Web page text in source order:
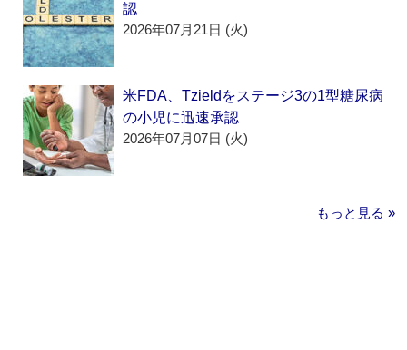
認
2026年07月21日 (火)
米FDA、Tzieldをステージ3の1型糖尿病
の小児に迅速承認
2026年07月07日 (火)
もっと見る »